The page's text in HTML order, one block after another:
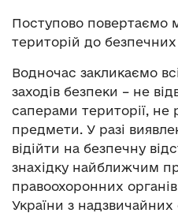
Поступово повертаємо
територій до
Водночас закликаємо
заходів безпеки – не
саперами території, не
предмети. У разі
відійти на безпечну
знахідку найближчим
правоохоронних
України з